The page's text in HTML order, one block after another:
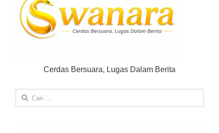
Cerdas Bersuara, Lugas Dalam Berita
Cari